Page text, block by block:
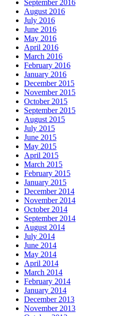
September 2016
August 2016
July 2016
June 2016
May 2016
April 2016
March 2016
February 2016
January 2016
December 2015
November 2015
October 2015
September 2015
August 2015
July 2015
June 2015
May 2015
April 2015
March 2015
February 2015
January 2015
December 2014
November 2014
October 2014
September 2014
August 2014
July 2014
June 2014
May 2014
April 2014
March 2014
February 2014
January 2014
December 2013
November 2013